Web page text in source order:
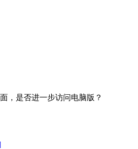
，是否进一步访问电脑版？